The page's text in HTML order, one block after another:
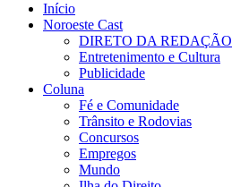
Início
Noroeste Cast
DIRETO DA REDAÇÃO
Entretenimento e Cultura
Publicidade
Coluna
Fé e Comunidade
Trânsito e Rodovias
Concursos
Empregos
Mundo